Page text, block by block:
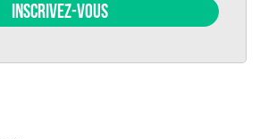
INSCRIVEZ-VOUS